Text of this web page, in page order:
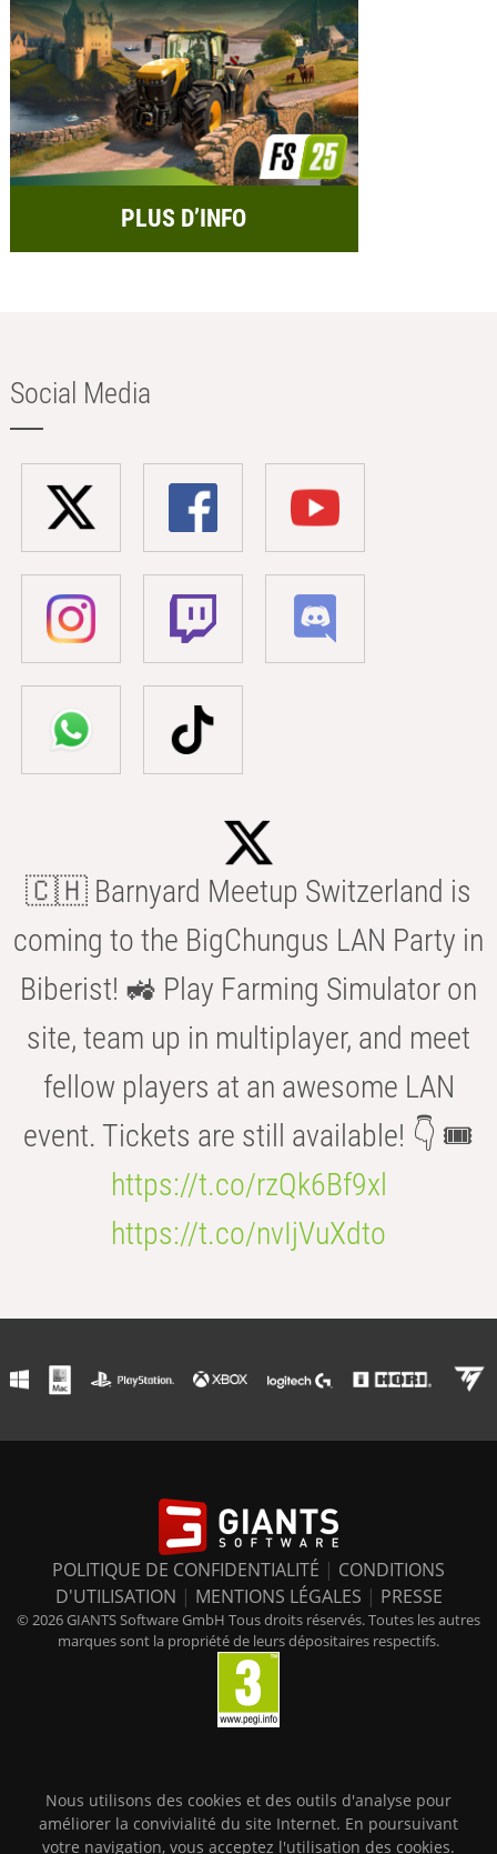
PLUS D’INFO
Social Media
🇨🇭 Barnyard Meetup Switzerland is
coming to the BigChungus LAN Party in
Biberist! 🚜 Play Farming Simulator on
site, team up in multiplayer, and meet
fellow players at an awesome LAN
event. Tickets are still available! 👇 🎟️
https://t.co/rzQk6Bf9xl
https://t.co/nvIjVuXdto
POLITIQUE DE CONFIDENTIALITÉ | CONDITIONS
D'UTILISATION | MENTIONS LÉGALES | PRESSE
© 2026 GIANTS Software GmbH Tous droits réservés. Toutes les autres
marques sont la propriété de leurs dépositaires respectifs.
Nous utilisons des cookies et des outils d'analyse pour
améliorer la convivialité du site Internet. En poursuivant
votre navigation, vous acceptez l'utilisation des cookies.